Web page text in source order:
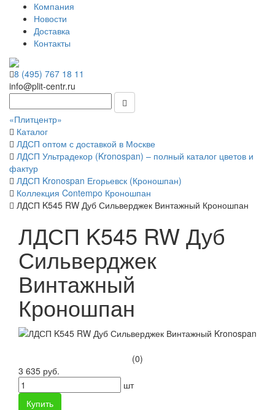
Компания
Новости
Доставка
Контакты
8 (495) 767 18 11
info@plit-centr.ru
«Плитцентр»
Каталог
ЛДСП оптом с доставкой в Москве
ЛДСП Ультрадекор (Kronospan) – полный каталог цветов и
фактур
ЛДСП Kronospan Егорьевск (Кроношпан)
Коллекция Contempo Кроношпан
ЛДСП K545 RW Дуб Сильверджек Винтажный Кроношпан
ЛДСП K545 RW Дуб
Сильверджек
Винтажный
Кроношпан
(0)
3 635 руб.
шт
Купить